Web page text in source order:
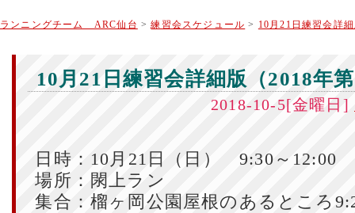
ランニングチーム ARC仙台 >練習会スケジュール > 10月21日練習会詳
10月21日練習会詳細版（2018年
2018-10-5[金曜日]
日時：10月21日（日） 9:30～12:00
場所：閖上ラン
集合：榴ヶ岡公園屋根のあるところ